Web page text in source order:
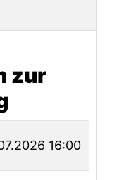
zur
16:00